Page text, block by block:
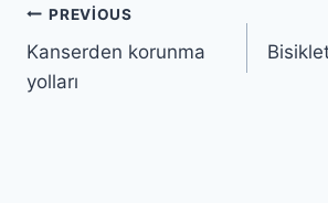
Yazı
gezinmesi
PREVIOUS
Kanserden korunma
yolları